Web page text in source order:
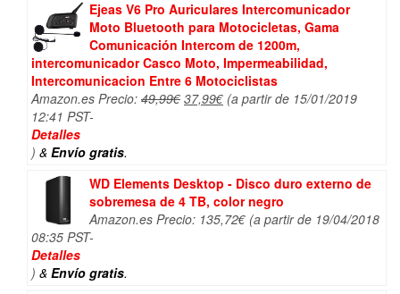
Ejeas V6 Pro Auriculares Intercomunicador
Moto Bluetooth para Motocicletas, Gama
Comunicación Intercom de 1200m,
intercomunicador Casco Moto, Impermeabilidad,
Intercomunicacion Entre 6 Motociclistas
Amazon.es Precio: 49,99€ El
37,99€El(a partir de 15/01/2019
12:41 PST-
Detalles
) & Envío gratis.
WD Elements Desktop - Disco duro externo de
sobremesa de 4 TB, color negro
Amazon.es Precio: 135,72€ (a partir de 19/04/2018
08:35 PST-
Detalles
) & Envío gratis.